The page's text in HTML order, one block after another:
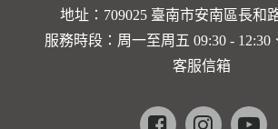
地址：709025 臺南市安南區長和
服務時段：周一至周五 09:30 - 12:30
客服信箱
Facebookinstagram